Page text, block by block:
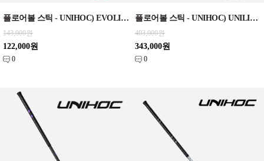
플로어볼 스틱 - UNIHOC) EVOLITE PERFORMANCE SLIM FL 30 black/turq 92cm
143,000원
122,000원
0
플로어볼 스틱 - UNIHOC) UNILITE CARBSKIN FL 29 black SLIM EDT SR 96cm
403,000원
343,000원
0